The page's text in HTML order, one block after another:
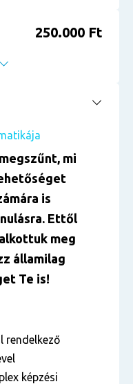
250.000 Ft
mi
is
Ettől
meg
államilag
Te is!
rendelkező
képzési